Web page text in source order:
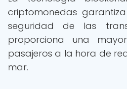
criptomonedas
seguridad de las
proporciona una
pasajeros a la hora de
mar.